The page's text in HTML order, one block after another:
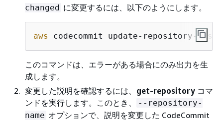
changed に変更するには、以下のようにします。
aws codecommit update-repository-
このコマンドは、エラーがある場合にのみ出力を生
成します。
変更した説明を確認するには、 get-repository コマ
ンドを実行します。このとき、
--repository-
name オプションで、説明を変更した CodeCommit